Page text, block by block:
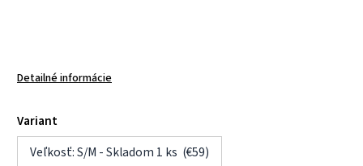
Detailné informácie
Variant
Veľkosť: S/M - Skladom 1 ks (€59)